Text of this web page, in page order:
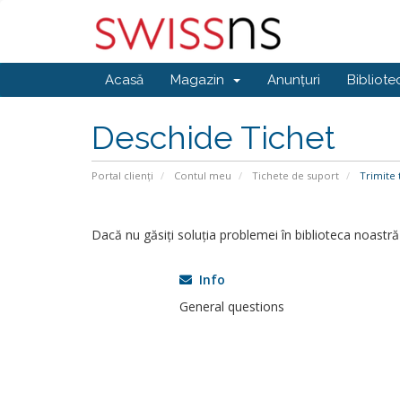
Acasă Magazin Anunțuri
Deschide Tichet
Portal clienți Contul meu Tichete de suport Trimite
Dacă nu găsiți soluția problemei în biblioteca
Info
General questions